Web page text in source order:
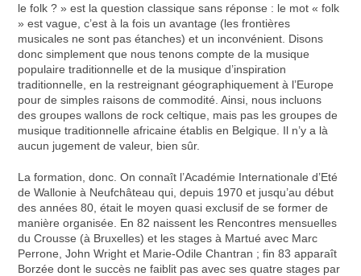
le folk ? » est la question classique sans réponse : le mot « folk
» est vague, c’est à la fois un avantage (les frontières
musicales ne sont pas étanches) et un inconvénient. Disons
donc simplement que nous tenons compte de la musique
populaire traditionnelle et de la musique d’inspiration
traditionnelle, en la restreignant géographiquement à l’Europe
pour de simples raisons de commodité. Ainsi, nous incluons
des groupes wallons de rock celtique, mais pas les groupes de
musique traditionnelle africaine établis en Belgique. Il n’y a là
aucun jugement de valeur, bien sûr.
La formation, donc. On connaît l’Académie Internationale d’Eté
de Wallonie à Neufchâteau qui, depuis 1970 et jusqu’au début
des années 80, était le moyen quasi exclusif de se former de
manière organisée. En 82 naissent les Rencontres mensuelles
du Crousse (à Bruxelles) et les stages à Martué avec Marc
Perrone, John Wright et Marie-Odile Chantran ; fin 83 apparaît
Borzée dont le succès ne faiblit pas avec ses quatre stages par